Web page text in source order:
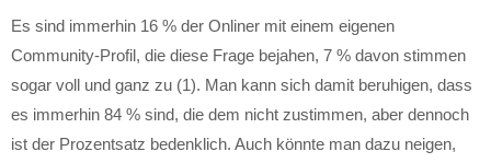
Es sind immerhin 16 % der Onliner mit einem eigenen
Community-Profil, die diese Frage bejahen, 7 % davon stimmen
sogar voll und ganz zu (1). Man kann sich damit beruhigen, dass
es immerhin 84 % sind, die dem nicht zustimmen, aber dennoch
ist der Prozentsatz bedenklich. Auch könnte man dazu neigen,